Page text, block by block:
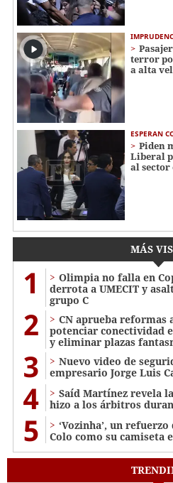
terror
a alta
ESPERAN
Piden
Liberal
al
MÁS
1
Olimpia no falla en
derrota a UMECIT y
grupo C
2
CN aprueba reformas
potenciar conectividad
y eliminar plazas
3
Nuevo video de
empresario Jorge Luis
4
Saíd Martínez revela
hizo a los árbitros
5
‘Vozinha’, un
Colo como su camiseta